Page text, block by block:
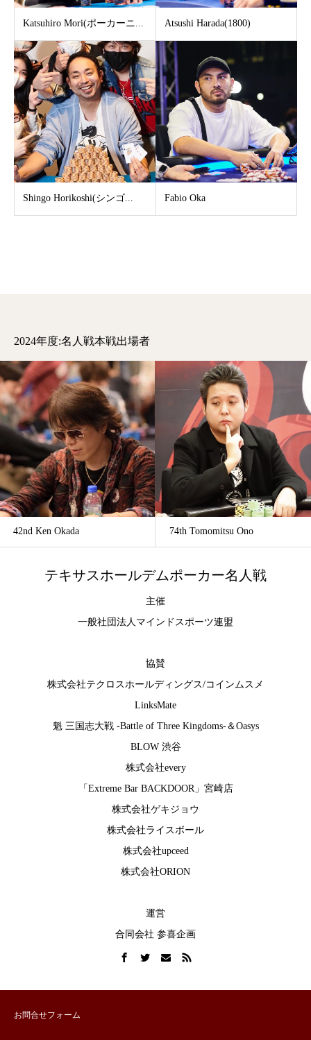
Katsuhiro Mori(ポーカーニ... Atsushi Harada(1800)
Shingo Horikoshi(シンゴ... Fabio Oka
2024年度:名人戦本戦出場者
42nd Ken Okada 74th Tomomitsu Ono
テキサスホールデムポーカー名人戦
主催
一般社団法人マインドスポーツ連盟
協賛
株式会社テクロスホールディングス/コインムスメ
LinksMate
魁 三国志大戦 -Battle of Three Kingdoms-＆Oasys
BLOW 渋谷
株式会社every
「Extreme Bar BACKDOOR」宮崎店
株式会社ゲキジョウ
株式会社ライスボール
株式会社upceed
株式会社ORION
運営
合同会社 参喜企画
お問合せフォーム